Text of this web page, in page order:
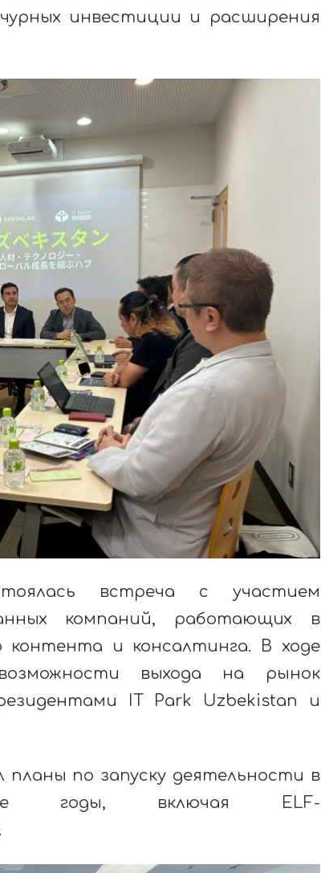
инвестиции и расширения
встреча с участием
компаний, работающих в
контента и консалтинга. В ходе
выхода на рынок
IT Park Uzbekistan и
планы по запуску деятельности в
годы, включая ELF-